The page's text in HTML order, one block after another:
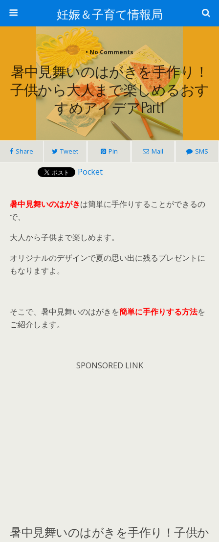
妊娠＆子育て情報局
• No Comments
暑中見舞いのはがきを手作り！
子供から大人まで楽しめるおす
すめアイデアpart1
Share Tweet Pin Mail SMS
Pocket
暑中見舞いのはがきは簡単に手作りすることができるの
で、
大人から子供まで楽しめます。
オリジナルのデザインで夏の思い出に残るプレゼントに
もなりますよ。
そこで、暑中見舞いのはがきを簡単に手作りする方法を
ご紹介します。
SPONSORED LINK
暑中見舞いのはがきを手作り！子供か